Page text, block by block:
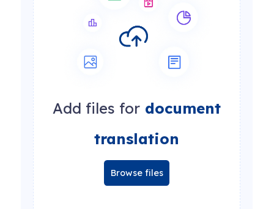
Add files for document
translation
Browse files